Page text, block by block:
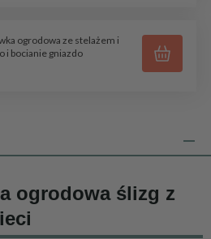
ogrodowa ze stelażem i
i bocianie gniazdo
ogrodowa ślizg z